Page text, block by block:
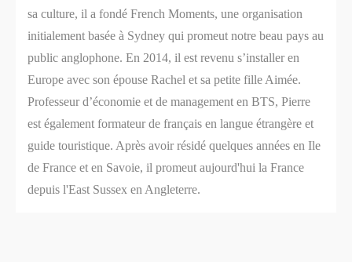
sa culture, il a fondé French Moments, une organisation
initialement basée à Sydney qui promeut notre beau pays au
public anglophone. En 2014, il est revenu s’installer en
Europe avec son épouse Rachel et sa petite fille Aimée.
Professeur d’économie et de management en BTS, Pierre
est également formateur de français en langue étrangère et
guide touristique. Après avoir résidé quelques années en Ile
de France et en Savoie, il promeut aujourd'hui la France
depuis l'East Sussex en Angleterre.